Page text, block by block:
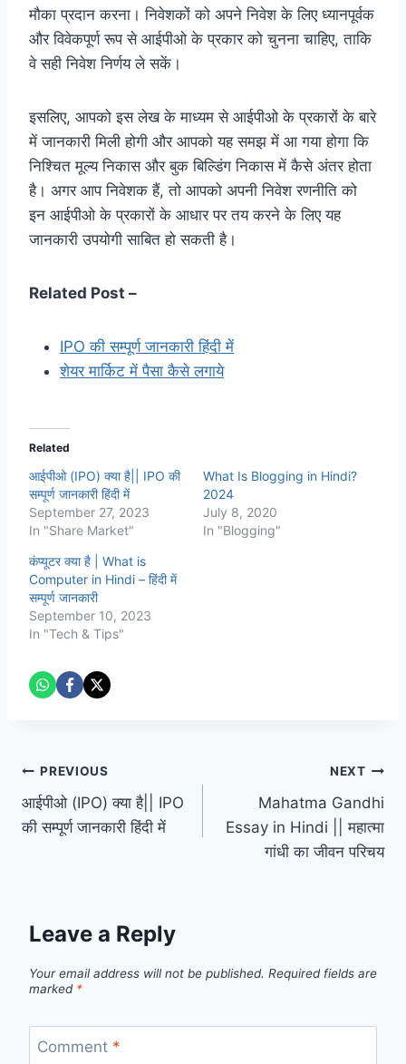
मौका प्रदान करना। निवेशकों को अपने निवेश के लिए ध्यानपूर्वक
और विवेकपूर्ण रूप से आईपीओ के प्रकार को चुनना चाहिए, ताकि
वे सही निवेश निर्णय ले सकें।
इसलिए, आपको इस लेख के माध्यम से आईपीओ के प्रकारों के बारे
में जानकारी मिली होगी और आपको यह समझ में आ गया होगा कि
निश्चित मूल्य निकास और बुक बिल्डिंग निकास में कैसे अंतर होता
है। अगर आप निवेशक हैं, तो आपको अपनी निवेश रणनीति को
इन आईपीओ के प्रकारों के आधार पर तय करने के लिए यह
जानकारी उपयोगी साबित हो सकती है।
Related Post –
IPO की सम्पूर्ण जानकारी हिंदी में
शेयर मार्किट में पैसा कैसे लगाये
Related
आईपीओ (IPO) क्या है|| IPO की
सम्पूर्ण जानकारी हिंदी में
September 27, 2023
In "Share Market"
What Is Blogging in Hindi?
2024
July 8, 2020
In "Blogging"
कंप्यूटर क्या है | What is
Computer in Hindi – हिंदी में
सम्पूर्ण जानकारी
September 10, 2023
In "Tech & Tips"
Post
navigation
PREVIOUS
आईपीओ (IPO) क्या है|| IPO
की सम्पूर्ण जानकारी हिंदी में
NEXT
Mahatma Gandhi
Essay in Hindi || महात्मा
गांधी का जीवन परिचय
Leave a Reply
Your email address will not be published. Required fields are
marked *
Comment *